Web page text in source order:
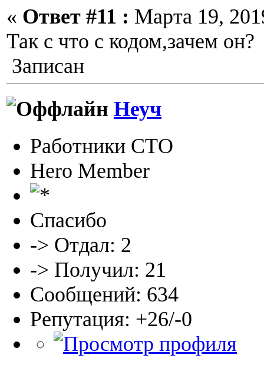
« Ответ #11 : Марта 19,
Так с что с кодом,зачем он?
Записан
Неуч
Работники СТО
Hero Member
Спасибо
-> Отдал: 2
-> Получил: 21
Сообщений: 634
Репутация: +26/-0